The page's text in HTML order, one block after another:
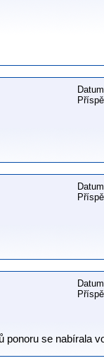
ponoru se nabírala